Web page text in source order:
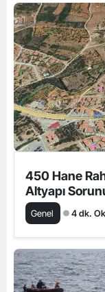
450 Hane
Altyapı
Genel 4 dk.